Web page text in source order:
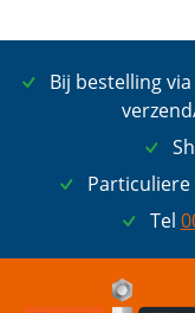
Bij bestelling
Particuliere
Tel
ik